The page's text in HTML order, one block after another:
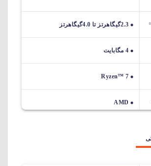
2.3گیگاهرتز تا 4.0گیگاهرتز
4 مگابایت
Ryzen™ 7
AMD